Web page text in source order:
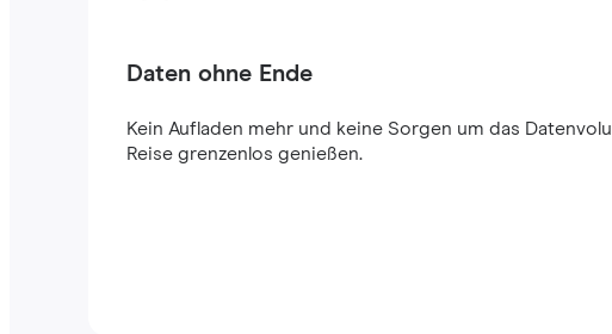
Daten ohne Ende
Kein Aufladen mehr und keine Sorgen um das
Reise grenzenlos genießen.